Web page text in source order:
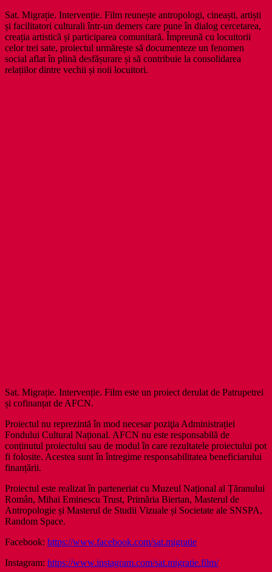
Sat. Migrație. Intervenție. Film reunește antropologi, cineaști, artiști
și facilitatori culturali într-un demers care pune în dialog cercetarea,
creația artistică și participarea comunitară. Împreună cu locuitorii
celor trei sate, proiectul urmărește să documenteze un fenomen
social aflat în plină desfășurare și să contribuie la consolidarea
relațiilor dintre vechii și noii locuitori.
Sat. Migrație. Intervenție. Film este un proiect derulat de Patrupetrei
și cofinanțat de AFCN.
Proiectul nu reprezintă în mod necesar poziţia Administrației
Fondului Cultural Național. AFCN nu este responsabilă de
conținutul proiectului sau de modul în care rezultatele proiectului pot
fi folosite. Acestea sunt în întregime responsabilitatea beneficiarului
finanțării.
Proiectul este realizat în parteneriat cu Muzeul Național al Țăranului
Român, Mihai Eminescu Trust, Primăria Biertan, Masterul de
Antropologie și Masterul de Studii Vizuale și Societate ale SNSPA,
Random Space.
Facebook: https://www.facebook.com/sat.migratie
Instagram: https://www.instagram.com/sat.migratie.film/